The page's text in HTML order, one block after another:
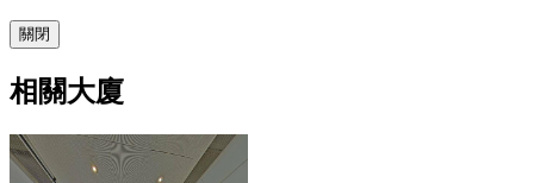
關閉
相關大廈